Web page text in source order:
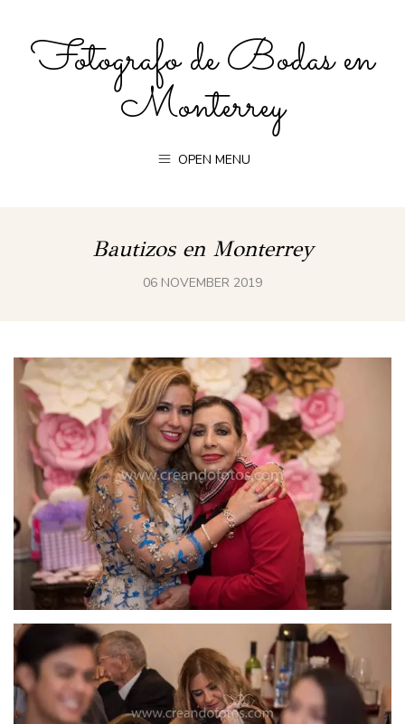
Fotografo de Bodas en
Monterrey
OPEN MENU
Bautizos en Monterrey
06 NOVEMBER 2019